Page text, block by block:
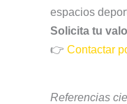
espacios
Solicita tu
👉 Contactar
Referencias